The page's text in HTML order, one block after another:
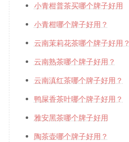
小青柑普茶买哪个牌子好用
小青柑哪个牌子好用？
云南茉莉花茶哪个牌子好用？
云南熟茶哪个牌子好用？
云南滇红茶哪个牌子好用？
鸭屎香茶叶哪个牌子好用？
雅安黑茶哪个牌子好用
陶茶壶哪个牌子好用？